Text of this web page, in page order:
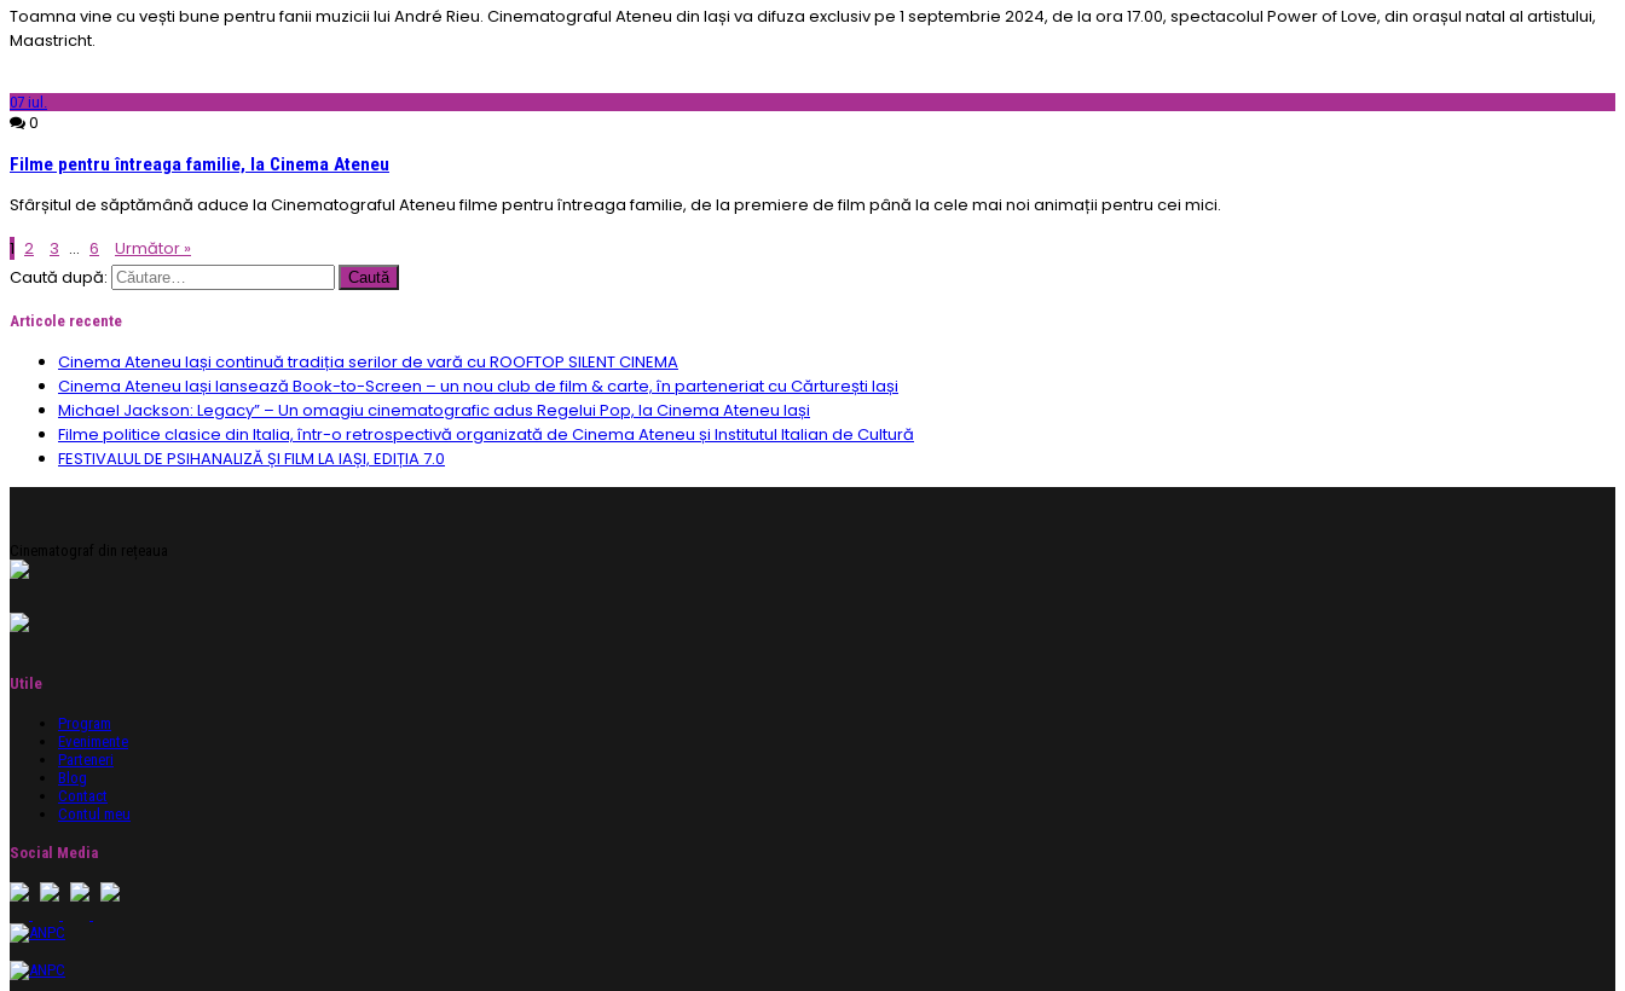
Toamna vine cu vești bune pentru fanii muzicii lui André Rieu. Cinematograful Ateneu din Iași va difuza exclusiv pe 1 septembrie 2024, de la ora 17.00, spectacolul Power of Love, din orașul natal al artistului,
Maastricht.
07 iul.
0
Filme pentru întreaga familie, la Cinema Ateneu
Sfârșitul de săptămână aduce la Cinematograful Ateneu filme pentru întreaga familie, de la premiere de film până la cele mai noi animații pentru cei mici.
1 2 3 … 6
Următor »
Caută după:
Articole recente
Cinema Ateneu Iași continuă tradiția serilor de vară cu ROOFTOP SILENT CINEMA
Cinema Ateneu Iași lansează Book-to-Screen – un nou club de film & carte, în parteneriat cu Cărturești Iași
Michael Jackson: Legacy” – Un omagiu cinematografic adus Regelui Pop, la Cinema Ateneu Iași
Filme politice clasice din Italia, într-o retrospectivă organizată de Cinema Ateneu și Institutul Italian de Cultură
FESTIVALUL DE PSIHANALIZĂ ȘI FILM LA IAȘI, EDIȚIA 7.0
Cinematograf din rețeaua
Utile
Program
Evenimente
Parteneri
Blog
Contact
Contul meu
Social Media